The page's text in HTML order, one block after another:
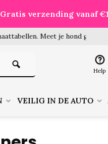
verzending vanaf
Meet je hond goed voor je
Help
VEILIG IN DE AUTO